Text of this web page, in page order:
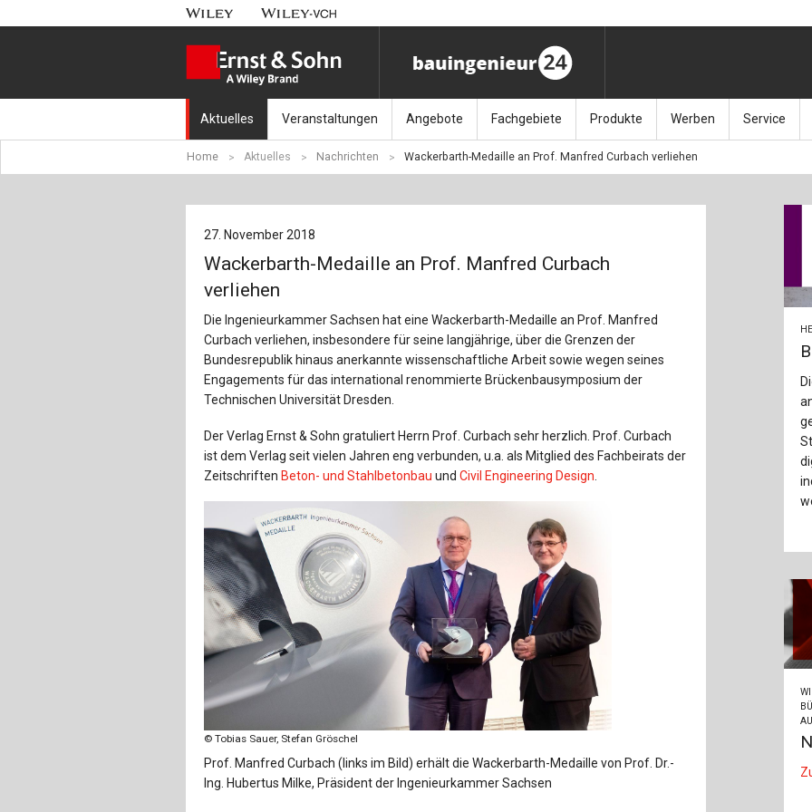
Aktuelles
Nachrichten
Aktuell erschienen
Erscheint in Kürze
Veranstaltungen
Münchener Kranbahntag (11.9.26)
Fachkonferenz Brückenbautage (10.–11.11.26)
Symposium Ingenieurbaukunst (26.11.26)
Veranstaltungskalender
Angebote
Stellenmarkt
Sonderdrucke
Fachgebiete
Architektur
Bauausführung
Bauphysik
Baurecht
Bautechnikgeschichte
Brückenbau
E&S Zeitlos
Glasbau
Holzbau
Produkte
Bücher
Kalender / Jahrbücher
Artikeldatenbank / Kalenderrecherche
Werben
Media-Planung
Service
Wiley
Home Aktuelles Nachrichten Wackerbarth-Medaille an Prof. Manfred Curbach verliehen
27. November 2018
Wackerbarth-Medaille an Prof. Manfred Curbach
verliehen
Die Ingenieurkammer Sachsen hat eine Wackerbarth-Medaille an Prof. Manfred
Curbach verliehen, insbesondere für seine langjährige, über die Grenzen der
Bundesrepublik hinaus anerkannte wissenschaftliche Arbeit sowie wegen seines
Engagements für das international renommierte Brückenbausymposium der
Technischen Universität Dresden.
Der Verlag Ernst & Sohn gratuliert Herrn Prof. Curbach sehr herzlich. Prof. Curbach
ist dem Verlag seit vielen Jahren eng verbunden, u.a. als Mitglied des Fachbeirats der
ZeitschriftenBeton- und Stahlbetonbau undCivil Engineering Design
© Tobias Sauer, Stefan Gröschel
Prof. Manfred Curbach (links im Bild) erhält die Wackerbarth-Medaille von Prof. Dr.-
Ing. Hubertus Milke, Präsident der Ingenieurkammer Sachsen